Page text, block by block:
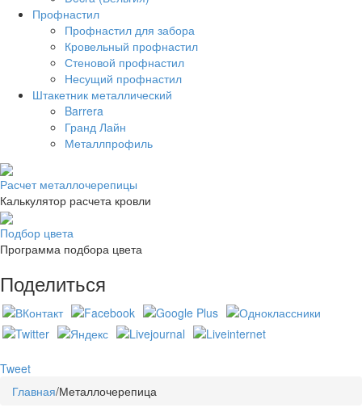
Профнастил
Профнастил для забора
Кровельный профнастил
Стеновой профнастил
Несущий профнастил
Штакетник металлический
Barrera
Гранд Лайн
Металлпрофиль
Расчет металлочерепицы
Калькулятор расчета кровли
Подбор цвета
Программа подбора цвета
Поделиться
Tweet
Главная/Металлочерепица